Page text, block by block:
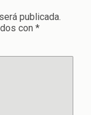
publicada.
con *